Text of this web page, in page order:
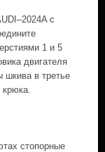
с
1 и 5
двигателя
шкива в третье
крюка.
стопорные